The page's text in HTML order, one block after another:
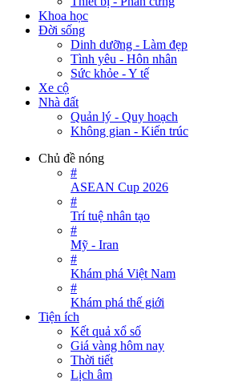
Khoa học
Đời sống
Dinh dưỡng - Làm đẹp
Tình yêu - Hôn nhân
Sức khỏe - Y tế
Xe cộ
Nhà đất
Quản lý - Quy hoạch
Không gian - Kiến trúc
Chủ đề nóng
#
ASEAN Cup 2026
#
Trí tuệ nhân tạo
#
Mỹ - Iran
#
Khám phá Việt Nam
#
Khám phá thế giới
Tiện ích
Kết quả xổ số
Giá vàng hôm nay
Thời tiết
Lịch âm